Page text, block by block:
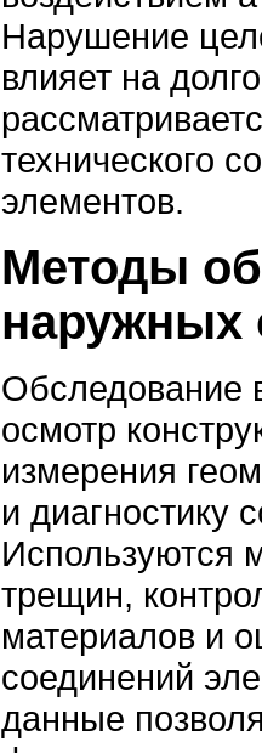
Нарушение
влияет на
технического
элементов.
Методы
наружных
Обследование
осмотр
измерения
и диагностику
Используются
трещин,
материалов и
соединений
данные